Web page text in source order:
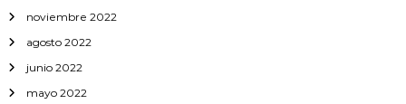
noviembre 2022
agosto 2022
junio 2022
mayo 2022